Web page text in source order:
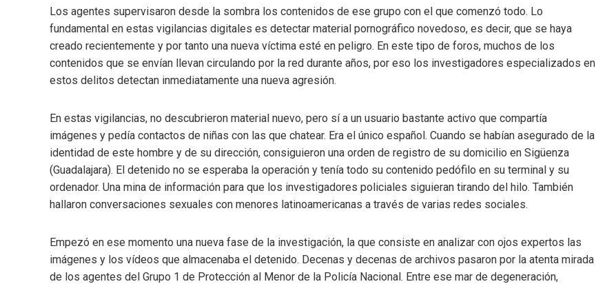
Los agentes supervisaron desde la sombra los contenidos de ese grupo con el que comenzó todo. Lo
fundamental en estas vigilancias digitales es detectar material pornográfico novedoso, es decir, que se haya
creado recientemente y por tanto una nueva víctima esté en peligro. En este tipo de foros, muchos de los
contenidos que se envían llevan circulando por la red durante años, por eso los investigadores especializados en
estos delitos detectan inmediatamente una nueva agresión.
En estas vigilancias, no descubrieron material nuevo, pero sí a un usuario bastante activo que compartía
imágenes y pedía contactos de niñas con las que chatear. Era el único español. Cuando se habían asegurado de la
identidad de este hombre y de su dirección, consiguieron una orden de registro de su domicilio en Sigüenza
(Guadalajara). El detenido no se esperaba la operación y tenía todo su contenido pedófilo en su terminal y su
ordenador. Una mina de información para que los investigadores policiales siguieran tirando del hilo. También
hallaron conversaciones sexuales con menores latinoamericanas a través de varias redes sociales.
Empezó en ese momento una nueva fase de la investigación, la que consiste en analizar con ojos expertos las
imágenes y los vídeos que almacenaba el detenido. Decenas y decenas de archivos pasaron por la atenta mirada
de los agentes del Grupo 1 de Protección al Menor de la Policía Nacional. Entre ese mar de degeneración,